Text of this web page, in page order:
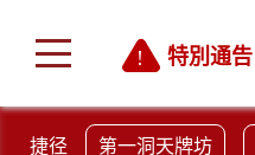
特別通告
捷径 第一洞天牌坊